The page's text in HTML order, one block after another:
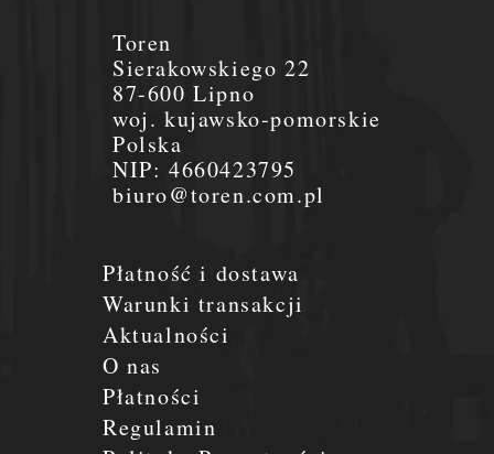
Płatność i dostawa
Warunki transakcji
Aktualności
O nas
Płatności
Regulamin
Toren
Sierakowskiego 22
87-600 Lipno
woj. kujawsko-pomorskie
Polska
NIP:4660423795
biuro@toren.com.pl